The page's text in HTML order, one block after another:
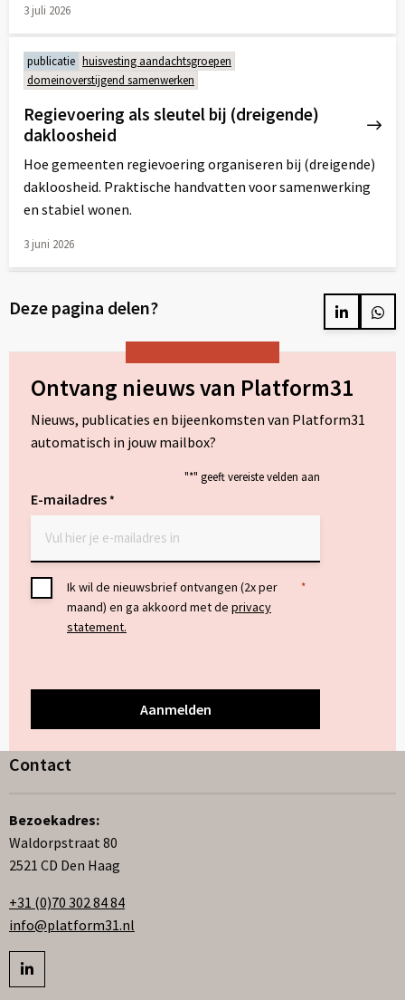
3 juli 2026
meer
over
publicatie huisvesting aandachtsgroepen
domeinoverstijgend samenwerken
Regievoering als sleutel bij (dreigende)
dakloosheid
Hoe gemeenten regievoering organiseren bij (dreigende)
dakloosheid. Praktische handvatten voor samenwerking
en stabiel wonen.
3 juni 2026
over
Deze pagina delen?
Delen
LinkedIn
Ontvang nieuws van Platform31
Nieuws, publicaties en bijeenkomsten van Platform31
automatisch in jouw mailbox?
"*" geeft vereiste velden aan
E-mailadres*
Toestemming
Ik wil de nieuwsbrief ontvangen (2x per
maand) en ga akkoord met de privacy
statement.
*
Contact
Bezoekadres:
Waldorpstraat 80
2521 CD Den Haag
+31 (0)70 302 84 84
info@platform31.nl
Bezoek